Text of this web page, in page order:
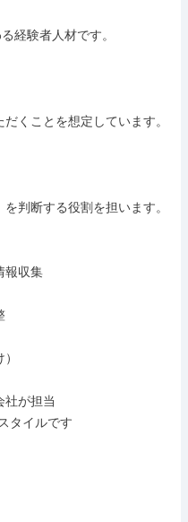
経験者人材です。
くことを想定しています。
判断する役割を担います。
報収集
が担当
タイルです